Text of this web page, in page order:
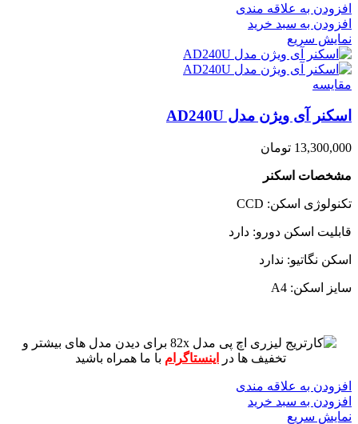
افزودن به علاقه مندی
افزودن به سبد خرید
نمایش سریع
مقايسه
اسکنر آی ویژن مدل AD240U
13,300,000 تومان
مشخصات اسکنر
تکنولوژی اسکن: CCD
قابلیت اسکن دورو: دارد
اسکن نگاتیو: ندارد
سایز اسکن: A4
برای دیدن مدل های بیشتر و
تخفیف ها در
اینستاگرام با ما همراه باشید
افزودن به علاقه مندی
افزودن به سبد خرید
نمایش سریع